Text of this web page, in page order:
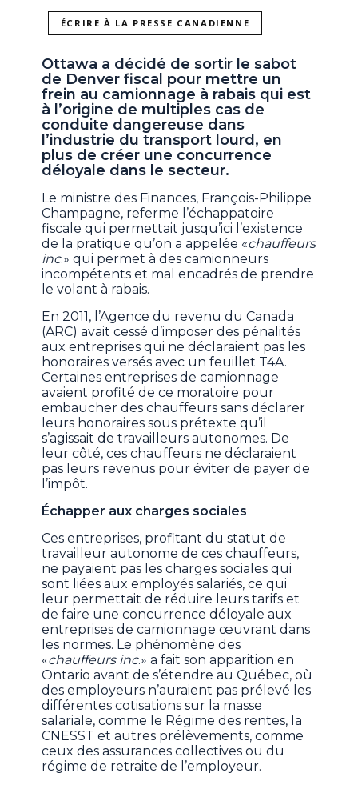
ÉCRIRE À LA PRESSE CANADIENNE
Ottawa a décidé de sortir le sabot
de Denver fiscal pour mettre un
frein au camionnage à rabais qui est
à l’origine de multiples cas de
conduite dangereuse dans
l’industrie du transport lourd, en
plus de créer une concurrence
déloyale dans le secteur.
Le ministre des Finances, François-Philippe
Champagne, referme l’échappatoire
fiscale qui permettait jusqu’ici l’existence
de la pratique qu’on a appelée «chauffeurs
inc.» qui permet à des camionneurs
incompétents et mal encadrés de prendre
le volant à rabais.
En 2011, l’Agence du revenu du Canada
(ARC) avait cessé d’imposer des pénalités
aux entreprises qui ne déclaraient pas les
honoraires versés avec un feuillet T4A.
Certaines entreprises de camionnage
avaient profité de ce moratoire pour
embaucher des chauffeurs sans déclarer
leurs honoraires sous prétexte qu’il
s’agissait de travailleurs autonomes. De
leur côté, ces chauffeurs ne déclaraient
pas leurs revenus pour éviter de payer de
l’impôt.
Échapper aux charges sociales
Ces entreprises, profitant du statut de
travailleur autonome de ces chauffeurs,
ne payaient pas les charges sociales qui
sont liées aux employés salariés, ce qui
leur permettait de réduire leurs tarifs et
de faire une concurrence déloyale aux
entreprises de camionnage œuvrant dans
les normes. Le phénomène des
«chauffeurs inc.» a fait son apparition en
Ontario avant de s’étendre au Québec, où
des employeurs n’auraient pas prélevé les
différentes cotisations sur la masse
salariale, comme le Régime des rentes, la
CNESST et autres prélèvements, comme
ceux des assurances collectives ou du
régime de retraite de l’employeur.